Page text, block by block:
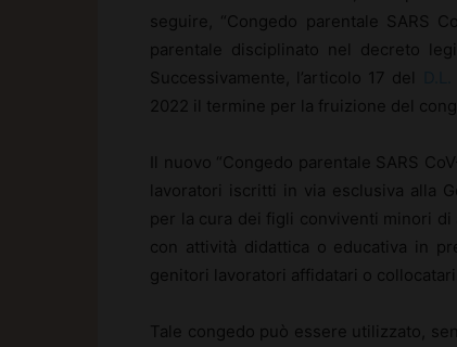
seguire, “Congedo parentale SARS
parentale disciplinato nel decreto
Successivamente, l’articolo 17 del
2022 il termine per la fruizione del
Il nuovo “Congedo parentale SARS
lavoratori iscritti in via esclusiva alla
per la cura dei figli conviventi minori di
con attività didattica o educativa in
genitori lavoratori affidatari o collocatari.
Tale congedo può essere utilizzato,